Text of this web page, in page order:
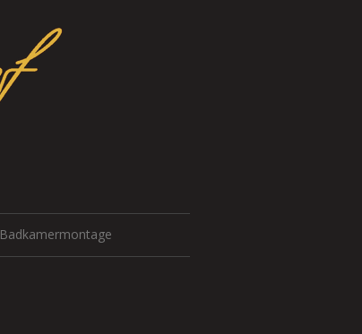
Badkamermontage